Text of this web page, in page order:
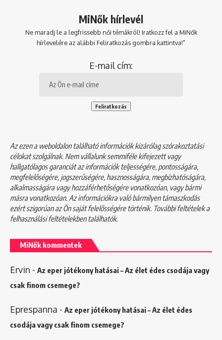
MiNők hírlevél
Ne maradj le a legfrissebb női témákról! Iratkozz fel a MiNők
hírlevelére az alábbi Feliratkozás gombra kattintva!"
E-mail cím:
Az ezen a weboldalon található információk kizárólag szórakoztatási
célokat szolgálnak. Nem vállalunk semmiféle kifejezett vagy
hallgatólagos garanciát az információk teljességére, pontosságára,
megfelelőségére, jogszerűségére, hasznosságára, megbízhatóságára,
alkalmasságára vagy hozzáférhetőségére vonatkozóan, vagy bármi
másra vonatkozóan. Az információkra való bármilyen támaszkodás
ezért szigorúan az Ön saját felelősségére történik. További feltételek a
felhasználási feltételekbentalálhatók.
MiNők kommentek
Ervin - Az eper jótékony hatásai – Az élet édes csodája vagy
csak finom csemege?
Eprespanna - Az eper jótékony hatásai – Az élet édes
csodája vagy csak finom csemege?